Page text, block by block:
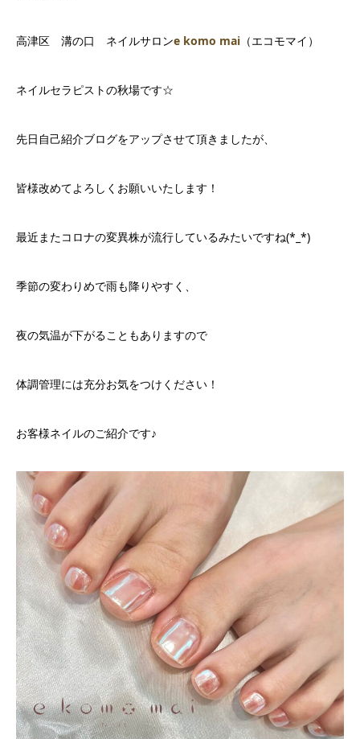
高津区 溝の口 ネイルサロンe komo mai （エコモマイ）
ネイルセラピストの秋場です☆
先日自己紹介ブログをアップさせて頂きましたが、
皆様改めてよろしくお願いいたします！
最近またコロナの変異株が流行しているみたいですね(*_*)
季節の変わりめで雨も降りやすく、
夜の気温が下がることもありますので
体調管理には充分お気をつけください！
お客様ネイルのご紹介です♪